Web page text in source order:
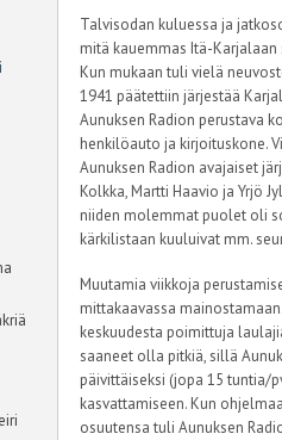
Talvisodan kuluessa ja
mitä kauemmas Itä-
Kun mukaan tuli vielä
1941 päätettiin järjestää
Aunuksen Radion perustava
henkilöauto ja kirjoituskone.
Aunuksen Radion avajaiset
Kolkka, Martti Haavio ja Yrjö
niiden molemmat puolet oli
kärkilistaan kuuluivat mm.
Muutamia viikkoja
mittakaavassa
keskuudesta poimittuja
saaneet olla pitkiä, sillä
päivittäiseksi (jopa 15 tuntia/
kasvattamiseen. Kun
osuutensa tuli Aunuksen